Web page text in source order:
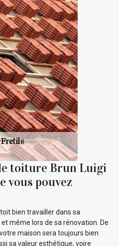
toiture Brun Luigi
vous pouvez
bien travailler dans sa
même lors de sa rénovation. De
maison sera toujours bien
sa valeur esthétique, voire